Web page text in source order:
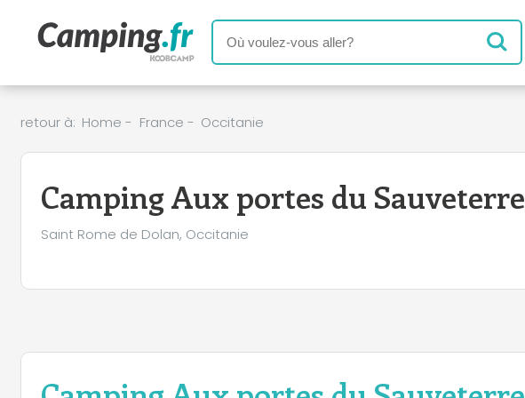
retour à: Home - France - Occitanie
Camping Aux portes du Sauveterre
Saint Rome de Dolan, Occitanie